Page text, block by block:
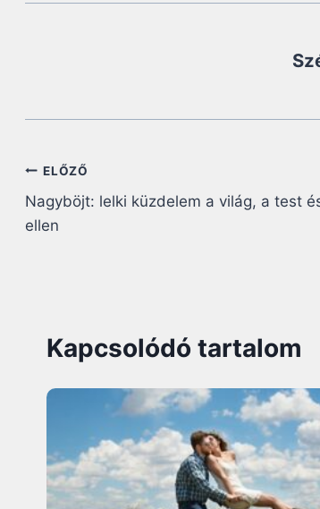
Bejegyzés
navigáció
ELŐZŐ
Nagyböjt: lelki küzdelem a világ, a test
ellen
Kapcsolódó tartalom